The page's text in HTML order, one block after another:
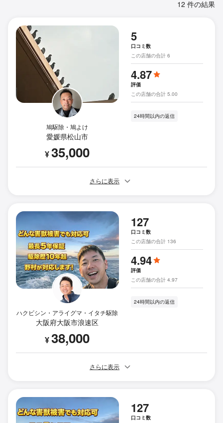
12 件の結果
鳩駆除・鳩よけ
愛媛県松山市
¥35,000
5
口コミ数
この店舗の合計 6
4.87
評価
この店舗の合計 5.00
24時間以内の返信
さらに表示
ハクビシン・アライグマ・イタチ駆除
大阪府大阪市浪速区
¥38,000
127
口コミ数
この店舗の合計 136
4.94
評価
この店舗の合計 4.97
24時間以内の返信
さらに表示
127
口コミ数